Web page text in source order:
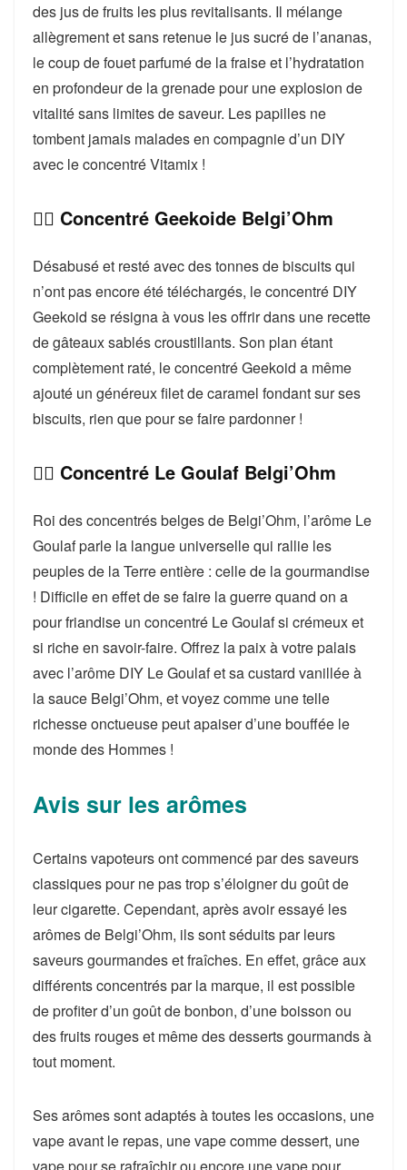
des jus de fruits les plus revitalisants. Il mélange
allègrement et sans retenue le jus sucré de l’ananas,
le coup de fouet parfumé de la fraise et l’hydratation
en profondeur de la grenade pour une explosion de
vitalité sans limites de saveur. Les papilles ne
tombent jamais malades en compagnie d’un DIY
avec le concentré Vitamix !
👉🏻 Concentré Geekoide Belgi’Ohm
Désabusé et resté avec des tonnes de biscuits qui
n’ont pas encore été téléchargés, le concentré DIY
Geekoid se résigna à vous les offrir dans une recette
de gâteaux sablés croustillants. Son plan étant
complètement raté, le concentré Geekoid a même
ajouté un généreux filet de caramel fondant sur ses
biscuits, rien que pour se faire pardonner !
👉🏻 Concentré Le Goulaf Belgi’Ohm
Roi des concentrés belges de Belgi’Ohm, l’arôme Le
Goulaf parle la langue universelle qui rallie les
peuples de la Terre entière : celle de la gourmandise
! Difficile en effet de se faire la guerre quand on a
pour friandise un concentré Le Goulaf si crémeux et
si riche en savoir-faire. Offrez la paix à votre palais
avec l’arôme DIY Le Goulaf et sa custard vanillée à
la sauce Belgi’Ohm, et voyez comme une telle
richesse onctueuse peut apaiser d’une bouffée le
monde des Hommes !
Avis sur les arômes
Certains vapoteurs ont commencé par des saveurs
classiques pour ne pas trop s’éloigner du goût de
leur cigarette. Cependant, après avoir essayé les
arômes de Belgi’Ohm, ils sont séduits par leurs
saveurs gourmandes et fraîches. En effet, grâce aux
différents concentrés par la marque, il est possible
de profiter d’un goût de bonbon, d’une boisson ou
des fruits rouges et même des desserts gourmands à
tout moment.
Ses arômes sont adaptés à toutes les occasions, une
vape avant le repas, une vape comme dessert, une